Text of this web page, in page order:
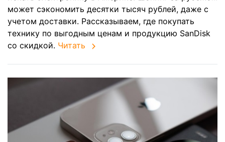
может сэкономить десятки тысяч рублей, даже с
учетом доставки. Рассказываем, где покупать
технику по выгодным ценам и продукцию SanDisk
со скидкой. Читать